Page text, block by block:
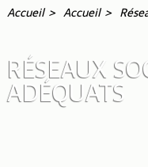
Accueil Accueil
RÉSEAUX
ADÉQUATS